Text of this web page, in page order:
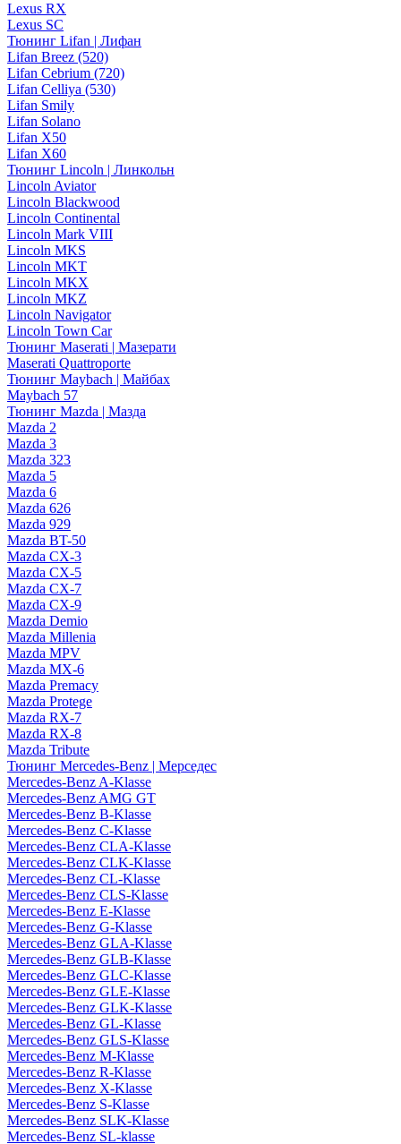
Lexus RX
Lexus SC
Тюнинг Lifan | Лифан
Lifan Breez (520)
Lifan Cebrium (720)
Lifan Celliya (530)
Lifan Smily
Lifan Solano
Lifan X50
Lifan X60
Тюнинг Lincoln | Линкольн
Lincoln Aviator
Lincoln Blackwood
Lincoln Continental
Lincoln Mark VIII
Lincoln MKS
Lincoln MKT
Lincoln MKX
Lincoln MKZ
Lincoln Navigator
Lincoln Town Car
Тюнинг Maserati | Мазерати
Maserati Quattroporte
Тюнинг Maybach | Майбах
Maybach 57
Тюнинг Mazda | Мазда
Mazda 2
Mazda 3
Mazda 323
Mazda 5
Mazda 6
Mazda 626
Mazda 929
Mazda BT-50
Mazda CX-3
Mazda CX-5
Mazda CX-7
Mazda CX-9
Mazda Demio
Mazda Millenia
Mazda MPV
Mazda MX-6
Mazda Premacy
Mazda Protege
Mazda RX-7
Mazda RX-8
Mazda Tribute
Тюнинг Mercedes-Benz | Мерседес
Mercedes-Benz A-Klasse
Mercedes-Benz AMG GT
Mercedes-Benz B-Klasse
Mercedes-Benz C-Klasse
Mercedes-Benz CLA-Klasse
Mercedes-Benz CLK-Klasse
Mercedes-Benz CL-Klasse
Mercedes-Benz CLS-Klasse
Mercedes-Benz E-Klasse
Mercedes-Benz G-Klasse
Mercedes-Benz GLA-Klasse
Mercedes-Benz GLB-Klasse
Mercedes-Benz GLC-Klasse
Mercedes-Benz GLE-Klasse
Mercedes-Benz GLK-Klasse
Mercedes-Benz GL-Klasse
Mercedes-Benz GLS-Klasse
Mercedes-Benz M-Klasse
Mercedes-Benz R-Klasse
Mercedes-Benz X-Klasse
Mercedes-Benz S-Klasse
Mercedes-Benz SLK-Klasse
Mercedes-Benz SL-klasse